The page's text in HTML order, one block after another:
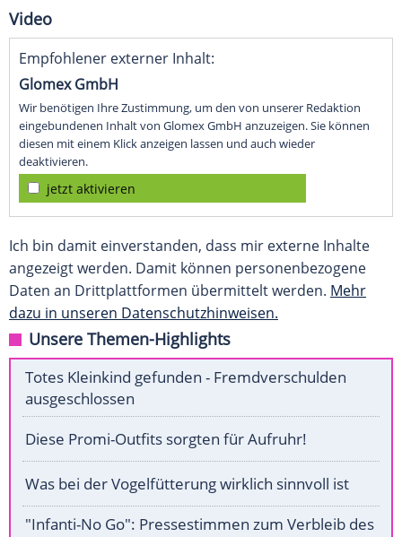
Video
Empfohlener externer Inhalt:
Glomex GmbH
Wir benötigen Ihre Zustimmung, um den von unserer Redaktion
eingebundenen Inhalt von Glomex GmbH anzuzeigen. Sie können
diesen mit einem Klick anzeigen lassen und auch wieder
deaktivieren.
jetzt aktivieren
Ich bin damit einverstanden, dass mir externe Inhalte
angezeigt werden. Damit können personenbezogene
Daten an Drittplattformen übermittelt werden. Mehr
dazu in unseren Datenschutzhinweisen.
Unsere Themen-Highlights
Totes Kleinkind gefunden - Fremdverschulden
ausgeschlossen
Diese Promi-Outfits sorgten für Aufruhr!
Was bei der Vogelfütterung wirklich sinnvoll ist
"Infanti-No Go": Pressestimmen zum Verbleib des